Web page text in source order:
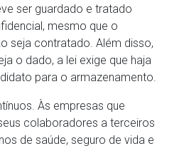
ser guardado e tratado
mesmo que o
seja contratado. Além disso,
o dado, a lei exige que haja
para o armazenamento.
Às empresas que
colaboradores a terceiros
de saúde, seguro de vida e